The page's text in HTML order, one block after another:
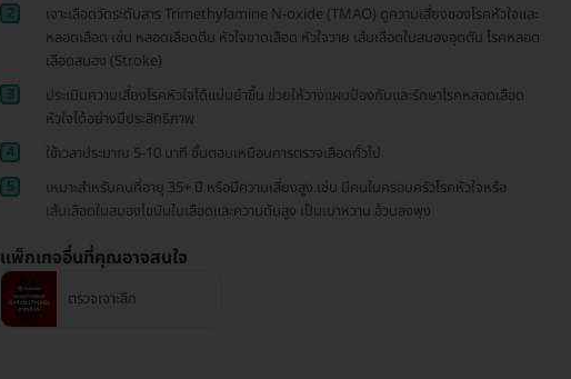
2
เจาะเลือดวัดระดับสาร Trimethylamine N-oxide (TMAO) ดูความเสี่ยงของโรคหัวใจและ
หลอดเลือด เช่น หลอดเลือดตีบ หัวใจขาดเลือด หัวใจวาย เส้นเลือดในสมองอุดตัน โรคหลอด
เลือดสมอง (Stroke)
3
ประเมินความเสี่ยงโรคหัวใจได้แม่นยำขึ้น ช่วยให้วางแผนป้องกันและรักษาโรคหลอดเลือด
หัวใจได้อย่างมีประสิทธิภาพ
4
ใช้เวลาประมาณ 5-10 นาที ขั้นตอนเหมือนการตรวจเลือดทั่วไป
5
เหมาะสำหรับคนที่อายุ 35+ ปี หรือมีความเสี่ยงสูง เช่น มีคนในครอบครัวโรคหัวใจหรือ
เส้นเลือดในสมองไขมันในเลือดและความดันสูง เป็นเบาหวาน อ้วนลงพุง
แพ็กเกจอื่นที่คุณอาจสนใจ
ตรวจเจาะลึก